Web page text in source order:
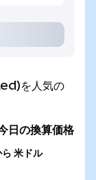
を人気の
日の換算価格
米ドル